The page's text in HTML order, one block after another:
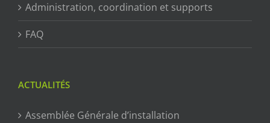
Administration, coordination et supports
FAQ
ACTUALITÉS
Assemblée Générale d’installation